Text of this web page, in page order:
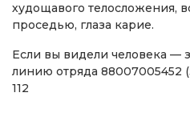
худощавого телосложения,
проседью, глаза карие.
Если вы видели человека —
линию отряда 88007005452
112